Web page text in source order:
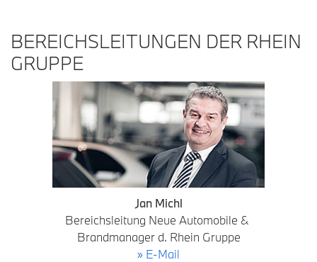
BEREICHSLEITUNGEN DER RHEIN
GRUPPE
Jan Michl
Bereichsleitung Neue Automobile &
Brandmanager d. Rhein Gruppe
» E-Mail